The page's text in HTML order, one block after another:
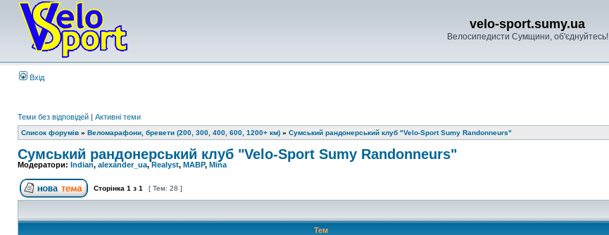
velo-sport.sumy.ua
Велосипедисти Сумщини, об'єднуйтесь!
Вхід
Теми без відповідей | Активні теми
Список форумів » Веломарафони, бревети (200, 300, 400, 600, 1200+ км) » Сумський рандонерський клуб "Velo-Sport Sumy Randonneurs"
Сумський рандонерський клуб "Velo-Sport Sumy Randonneurs"
Модератори: Indian, alexander_ua,Realyst, MABP, Mina
Сторінка 1 з 1 [ Тем: 28 ]
Тем